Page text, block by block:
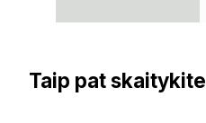
Taip pat skaitykite